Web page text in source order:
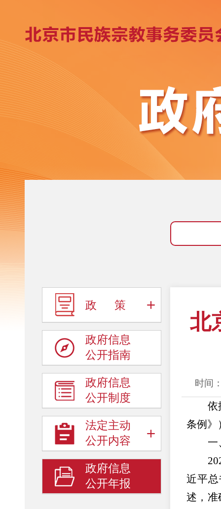
政 策
政府信息
公开指南
政府信息
公开制度
法定主动
公开内容
政府信息
公开年报
北
时间
依
条例》
一
近平
述，准